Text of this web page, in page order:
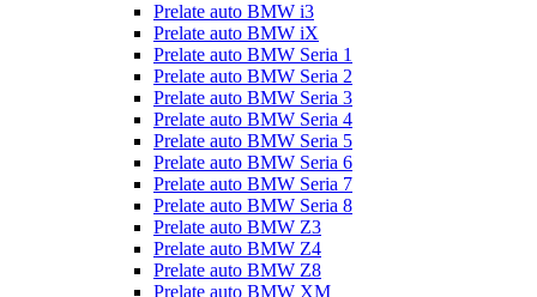
Prelate auto BMW i3
Prelate auto BMW iX
Prelate auto BMW Seria 1
Prelate auto BMW Seria 2
Prelate auto BMW Seria 3
Prelate auto BMW Seria 4
Prelate auto BMW Seria 5
Prelate auto BMW Seria 6
Prelate auto BMW Seria 7
Prelate auto BMW Seria 8
Prelate auto BMW Z3
Prelate auto BMW Z4
Prelate auto BMW Z8
Prelate auto BMW XM